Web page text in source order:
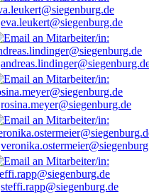
eva.leukert@siegenburg.de
rosina.meyer@siegenburg.de
steffi.rapp@siegenburg.de